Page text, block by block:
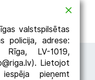
valstspilsētas
policija, adrese:
LV-1019,
Lietojot
pieņemt